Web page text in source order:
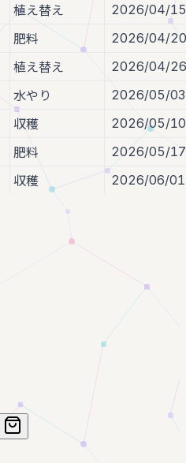
植え替え
2026/04/15
肥料
2026/04/20
植え替え
2026/04/26
水やり
2026/05/03
収穫
2026/05/10
肥料
2026/05/17
収穫 2026/06/01